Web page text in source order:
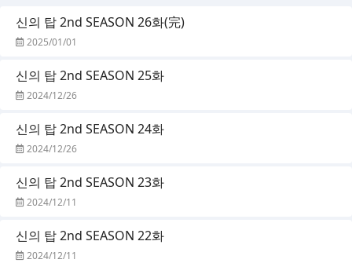
신의 탑 2nd SEASON 26화(完)
2025/01/01
신의 탑 2nd SEASON 25화
2024/12/26
신의 탑 2nd SEASON 24화
2024/12/26
신의 탑 2nd SEASON 23화
2024/12/11
신의 탑 2nd SEASON 22화
2024/12/11